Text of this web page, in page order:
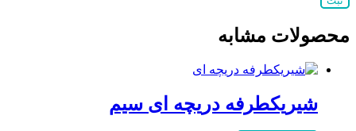
محصولات مشابه
شیریکطرفه دریچه ای سیم